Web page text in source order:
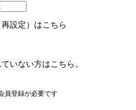
設定）はこちら
いない方はこちら。
員登録が必要です